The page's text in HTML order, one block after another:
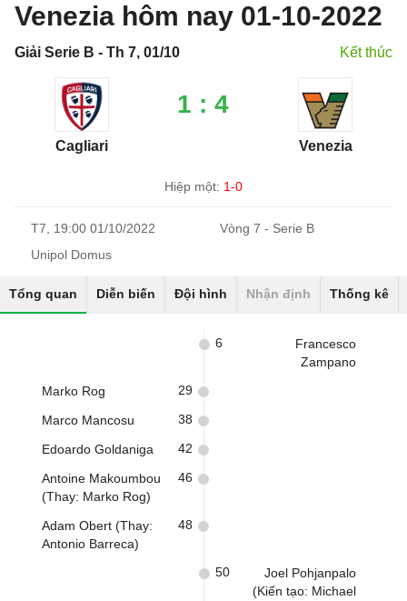
Venezia hôm nay 01-10-2022
Giải Serie B - Th 7, 01/10 Kết thúc
Cagliari
1 : 4
Venezia
Hiệp một: 1-0
T7, 19:00 01/10/2022
Vòng 7 - Serie B
Unipol Domus
Tổng quan Diễn biến Đội hình Nhận định Thống kê
Francesco
Zampano
6
Marko Rog 29
Marco Mancosu 38
Edoardo Goldaniga 42
Antoine Makoumbou
(Thay: Marko Rog)
46
Adam Obert (Thay:
Antonio Barreca)
48
Joel Pohjanpalo
(Kiến tạo: Michael
50